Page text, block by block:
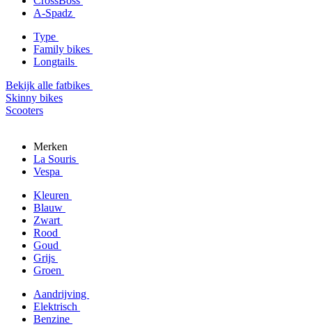
A-Spadz
Type
Family bikes
Longtails
Bekijk alle fatbikes
Skinny bikes
Scooters
Merken
La Souris
Vespa
Kleuren
Blauw
Zwart
Rood
Goud
Grijs
Groen
Aandrijving
Elektrisch
Benzine